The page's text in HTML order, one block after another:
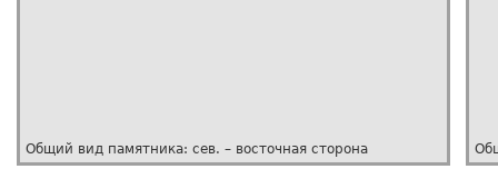
Общий вид памятника: сев. – восточная сторона